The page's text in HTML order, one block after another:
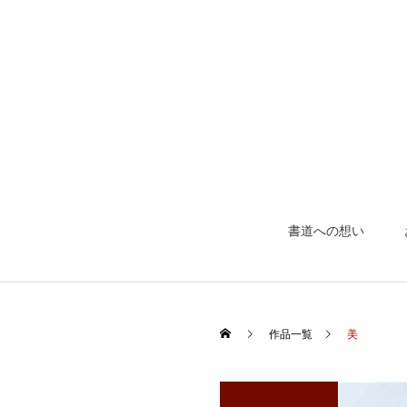
書道への想い
作品一覧 美